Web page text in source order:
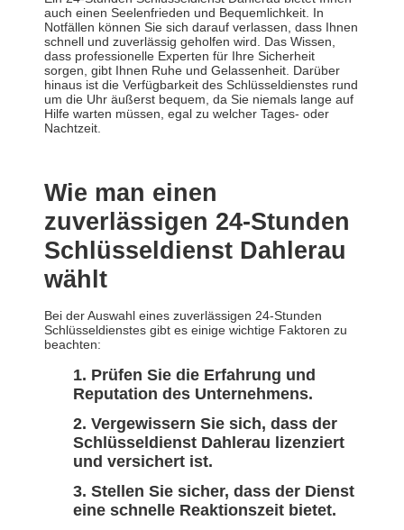
auch einen Seelenfrieden und Bequemlichkeit. In
Notfällen können Sie sich darauf verlassen, dass Ihnen
schnell und zuverlässig geholfen wird. Das Wissen,
dass professionelle Experten für Ihre Sicherheit
sorgen, gibt Ihnen Ruhe und Gelassenheit. Darüber
hinaus ist die Verfügbarkeit des Schlüsseldienstes rund
um die Uhr äußerst bequem, da Sie niemals lange auf
Hilfe warten müssen, egal zu welcher Tages- oder
Nachtzeit.
Wie man einen
zuverlässigen 24-Stunden
Schlüsseldienst Dahlerau
wählt
Bei der Auswahl eines zuverlässigen 24-Stunden
Schlüsseldienstes gibt es einige wichtige Faktoren zu
beachten:
Prüfen Sie die Erfahrung und
Reputation des Unternehmens.
Vergewissern Sie sich, dass der
Schlüsseldienst Dahlerau lizenziert
und versichert ist.
Stellen Sie sicher, dass der Dienst
eine schnelle Reaktionszeit bietet.